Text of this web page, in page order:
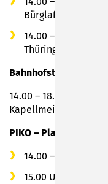
Bürglaß
14.00 – 18.00
Thüringer
Bahnhofstraße
14.00 – 18.00 Uhr:
Kapellmeister
PIKO – Platz
14.00 – 18.00 Uhr:
15.00 Uhr: Auftritt